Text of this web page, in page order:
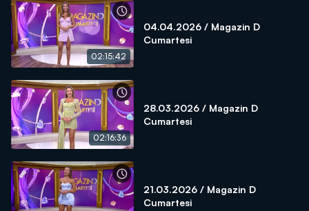
02:15:42
04.04.2026 / Magazin D
Cumartesi
02:16:36
28.03.2026 / Magazin D
Cumartesi
21.03.2026 / Magazin D
Cumartesi